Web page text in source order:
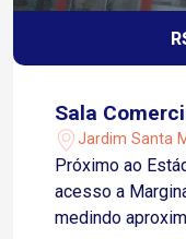
Sala
Jardim Santa
Próximo ao
acesso a Marginal Dom
medindo